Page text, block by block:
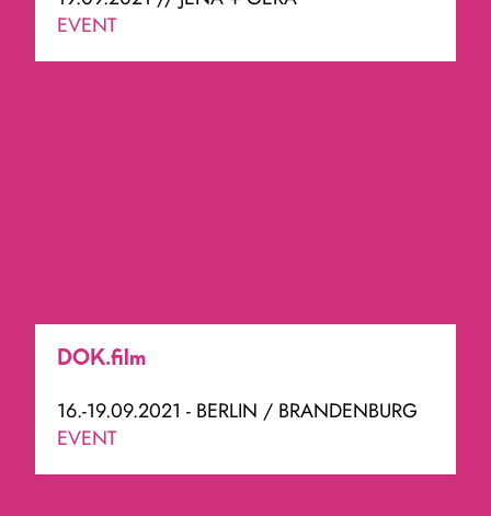
EVENT
DOK.film
16.-19.09.2021 - BERLIN / BRANDENBURG
EVENT